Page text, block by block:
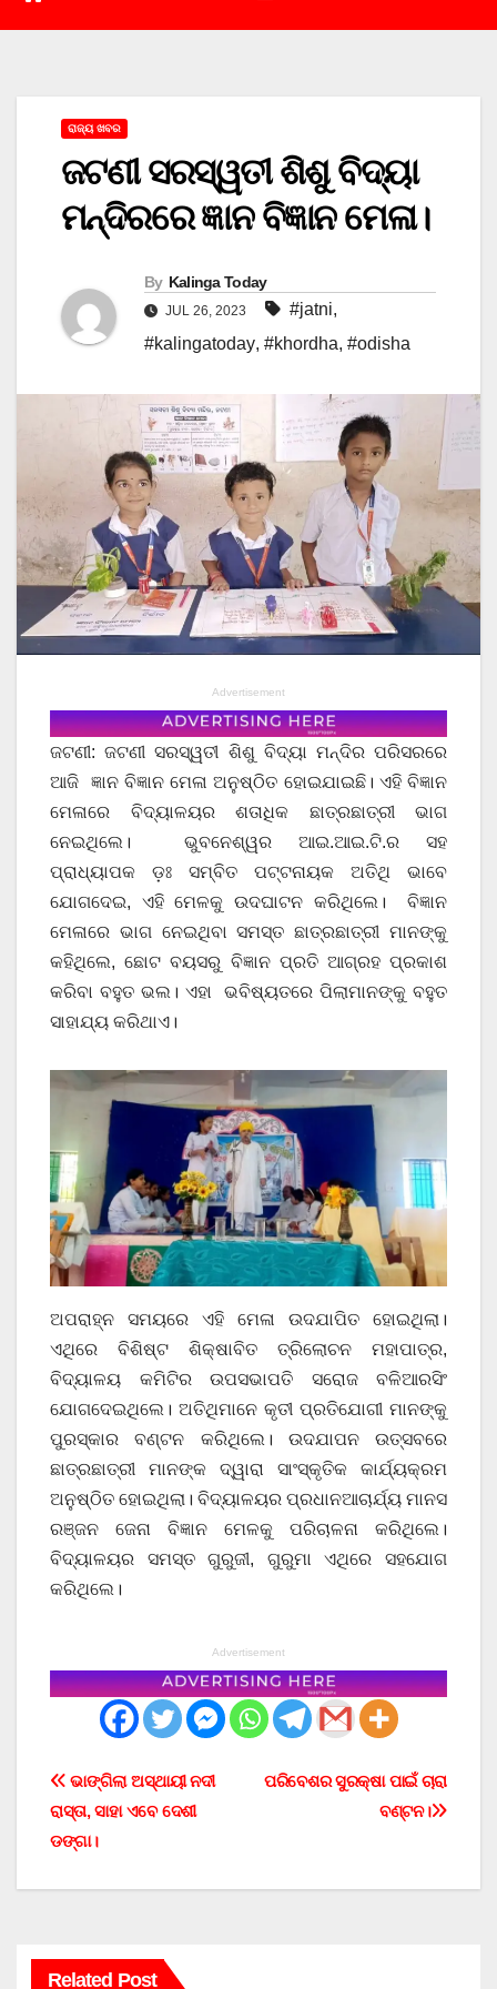
ରାଜ୍ୟ ଖବର
ଜଟଣୀ ସରସ୍ୱତୀ ଶିଶୁ ବିଦ୍ୟା
ମନ୍ଦିରରେ ଜ୍ଞାନ ବିଜ୍ଞାନ ମେଳା।
By Kalinga Today
JUL 26, 2023 #jatni,
#kalingatoday, #khordha, #odisha
Advertisement
ଜଟଣୀ: ଜଟଣୀ ସରସ୍ୱତୀ ଶିଶୁ ବିଦ୍ୟା ମନ୍ଦିର ପରିସରରେ
ଆଜି ଜ୍ଞାନ ବିଜ୍ଞାନ ମେଳା ଅନୁଷ୍ଠିତ ହୋଇଯାଇଛି। ଏହି ବିଜ୍ଞାନ
ମେଳାରେ ବିଦ୍ୟାଳୟର ଶତାଧିକ ଛାତ୍ରଛାତ୍ରୀ ଭାଗ
ନେଇଥିଲେ। ଭୁବନେଶ୍ୱର ଆଇ.ଆଇ.ଟି.ର ସହ
ପ୍ରାଧ୍ୟାପକ ଡ଼ଃ ସମ୍ବିତ ପଟ୍ଟନାୟକ ଅତିଥି ଭାବେ
ଯୋଗଦେଇ, ଏହି ମେଳକୁ ଉଦଘାଟନ କରିଥିଲେ। ବିଜ୍ଞାନ
ମେଳାରେ ଭାଗ ନେଇଥିବା ସମସ୍ତ ଛାତ୍ରଛାତ୍ରୀ ମାନଙ୍କୁ
କହିଥିଲେ, ଛୋଟ ବୟସରୁ ବିଜ୍ଞାନ ପ୍ରତି ଆଗ୍ରହ ପ୍ରକାଶ
କରିବା ବହୁତ ଭଲ। ଏହା ଭବିଷ୍ୟତରେ ପିଲାମାନଙ୍କୁ ବହୁତ
ସାହାଯ୍ୟ କରିଥାଏ।
ଅପରାହ୍ନ ସମୟରେ ଏହି ମେଳା ଉଦଯାପିତ ହୋଇଥିଲା।
ଏଥିରେ ବିଶିଷ୍ଟ ଶିକ୍ଷାବିତ ତ୍ରିଲୋଚନ ମହାପାତ୍ର,
ବିଦ୍ୟାଳୟ କମିଟିର ଉପସଭାପତି ସରୋଜ ବଳିଆରସିଂ
ଯୋଗଦେଇଥିଲେ। ଅତିଥିମାନେ କୃତୀ ପ୍ରତିଯୋଗୀ ମାନଙ୍କୁ
ପୁରସ୍କାର ବଣ୍ଟନ କରିଥିଲେ। ଉଦଯାପନ ଉତ୍ସବରେ
ଛାତ୍ରଛାତ୍ରୀ ମାନଙ୍କ ଦ୍ୱାରା ସାଂସ୍କୃତିକ କାର୍ଯ୍ୟକ୍ରମ
ଅନୁଷ୍ଠିତ ହୋଇଥିଲା। ବିଦ୍ୟାଳୟର ପ୍ରଧାନଆଚାର୍ଯ୍ୟ ମାନସ
ରଞ୍ଜନ ଜେନା ବିଜ୍ଞାନ ମେଳକୁ ପରିଚାଳନା କରିଥିଲେ।
ବିଦ୍ୟାଳୟର ସମସ୍ତ ଗୁରୁଜୀ, ଗୁରୁମା ଏଥିରେ ସହଯୋଗ
କରିଥିଲେ।
Advertisement
Post
navigation
ପରିବେଶର ସୁରକ୍ଷା ପାଇଁ ଚାରା
ବଣ୍ଟନ।
ଭାଙ୍ଗିଲା ଅସ୍ଥାୟୀ ନଦୀ
ରାସ୍ତା, ସାହା ଏବେ ଦେଶୀ
ଡଙ୍ଗା।
Related Post